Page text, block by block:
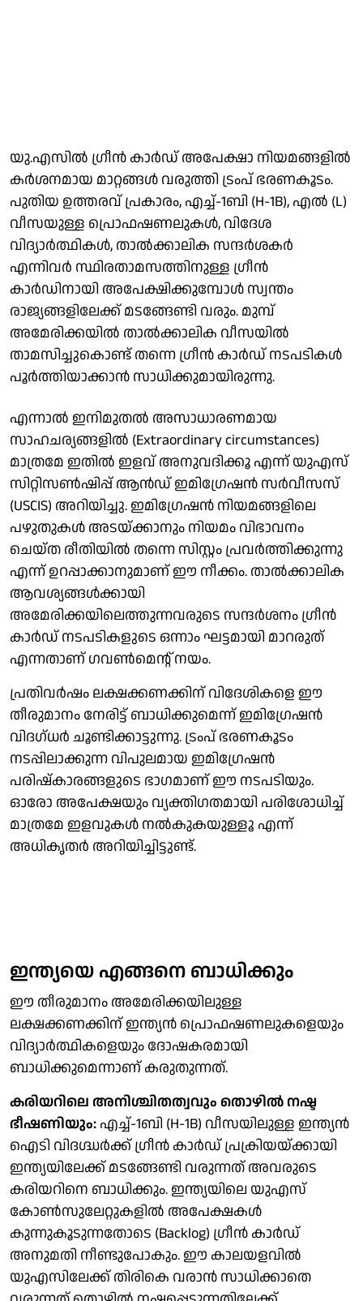
യു.എസില്‍ ഗ്രീൻ കാർഡ് അപേക്ഷാ നിയമങ്ങളിൽ
കർശനമായ മാറ്റങ്ങൾ വരുത്തി ട്രംപ് ഭരണകൂടം.
പുതിയ ഉത്തരവ് പ്രകാരം, എച്ച്-1ബി (H-1B), എൽ (L)
വീസയുള്ള പ്രൊഫഷണലുകൾ, വിദേശ
വിദ്യാർത്ഥികൾ, താൽക്കാലിക സന്ദർശകർ
എന്നിവർ സ്ഥിരതാമസത്തിനുള്ള ഗ്രീൻ
കാർഡിനായി അപേക്ഷിക്കുമ്പോൾ സ്വന്തം
രാജ്യങ്ങളിലേക്ക് മടങ്ങേണ്ടി വരും. മുമ്പ്
അമേരിക്കയിൽ താൽക്കാലിക വീസയിൽ
താമസിച്ചുകൊണ്ട് തന്നെ ഗ്രീൻ കാർഡ് നടപടികൾ
പൂർത്തിയാക്കാൻ സാധിക്കുമായിരുന്നു.
എന്നാൽ ഇനിമുതൽ അസാധാരണമായ
സാഹചര്യങ്ങളിൽ (Extraordinary circumstances)
മാത്രമേ ഇതിൽ ഇളവ് അനുവദിക്കൂ എന്ന് യുഎസ്
സിറ്റിസൺഷിപ്പ് ആൻഡ് ഇമിഗ്രേഷൻ സർവീസസ്
(USCIS) അറിയിച്ചു. ഇമിഗ്രേഷൻ നിയമങ്ങളിലെ
പഴുതുകൾ അടയ്ക്കാനും നിയമം വിഭാവനം
ചെയ്ത രീതിയിൽ തന്നെ സിസ്റ്റം പ്രവർത്തിക്കുന്നു
എന്ന് ഉറപ്പാക്കാനുമാണ് ഈ നീക്കം. താൽക്കാലിക
ആവശ്യങ്ങൾക്കായി
അമേരിക്കയിലെത്തുന്നവരുടെ സന്ദർശനം ഗ്രീൻ
കാർഡ് നടപടികളുടെ ഒന്നാം ഘട്ടമായി മാറരുത്
എന്നതാണ് ഗവൺമെന്റ് നയം.
പ്രതിവർഷം ലക്ഷക്കണക്കിന് വിദേശികളെ ഈ
തീരുമാനം നേരിട്ട് ബാധിക്കുമെന്ന് ഇമിഗ്രേഷൻ
വിദഗ്ധർ ചൂണ്ടിക്കാട്ടുന്നു. ട്രംപ് ഭരണകൂടം
നടപ്പിലാക്കുന്ന വിപുലമായ ഇമിഗ്രേഷൻ
പരിഷ്കാരങ്ങളുടെ ഭാഗമാണ് ഈ നടപടിയും.
ഓരോ അപേക്ഷയും വ്യക്തിഗതമായി പരിശോധിച്ച്
മാത്രമേ ഇളവുകൾ നൽകുകയുള്ളൂ എന്ന്
അധികൃതർ അറിയിച്ചിട്ടുണ്ട്.
ഇന്ത്യയെ എങ്ങനെ ബാധിക്കും
ഈ തീരുമാനം അമേരിക്കയിലുള്ള
ലക്ഷക്കണക്കിന് ഇന്ത്യൻ പ്രൊഫഷണലുകളെയും
വിദ്യാർത്ഥികളെയും ദോഷകരമായി
ബാധിക്കുമെന്നാണ് കരുതുന്നത്.
കരിയറിലെ അനിശ്ചിതത്വവും തൊഴിൽ നഷ്ട
ഭീഷണിയും: എച്ച്-1ബി (H-1B) വീസയിലുള്ള ഇന്ത്യൻ
ഐടി വിദഗ്ദ്ധർക്ക് ഗ്രീൻ കാർഡ് പ്രക്രിയയ്ക്കായി
ഇന്ത്യയിലേക്ക് മടങ്ങേണ്ടി വരുന്നത് അവരുടെ
കരിയറിനെ ബാധിക്കും. ഇന്ത്യയിലെ യുഎസ്
കോൺസുലേറ്റുകളിൽ അപേക്ഷകൾ
കുന്നുകൂടുന്നതോടെ (Backlog) ഗ്രീൻ കാർഡ്
അനുമതി നീണ്ടുപോകും. ഈ കാലയളവിൽ
യുഎസിലേക്ക് തിരികെ വരാൻ സാധിക്കാതെ